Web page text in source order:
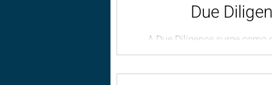
Due
A Due Diligence surge